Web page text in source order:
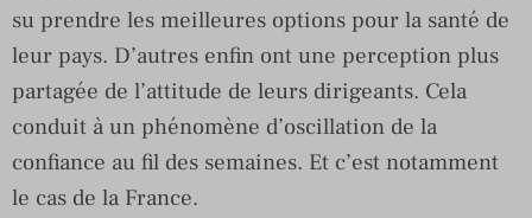
su prendre les meilleures options pour la santé de
leur pays. D’autres enfin ont une perception plus
partagée de l’attitude de leurs dirigeants. Cela
conduit à un phénomène d’oscillation de la
confiance au fil des semaines. Et c’est notamment
le cas de la France.